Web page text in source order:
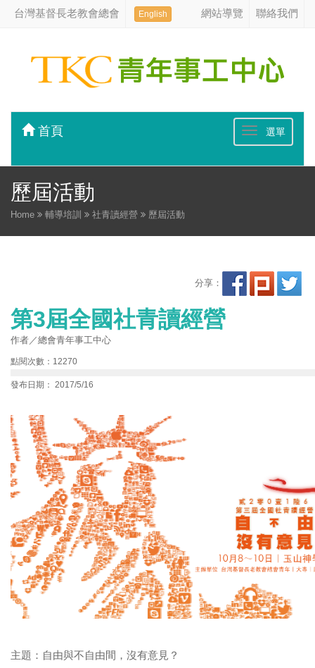
台灣基督長老教會總會 English 網站導覽 聯絡我們
選單
首頁
歷屆活動
Home 輔導培訓 社青讀經營 歷屆活動
分享：
第3屆全國社青讀經營
作者／總會青年事工中心
點閱次數：12270
發布日期： 2017/5/16
主題：自由與不自由間，沒有意見？